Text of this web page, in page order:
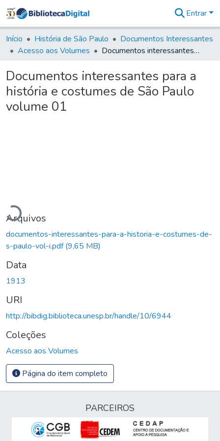
&
Coleções
Tudo na
Digital
Estatísticas
Entrar
Início História de São Paulo
Documentos Interessantes
Acesso aos Volumes
Documentos interessantes para a história e costumes de São Paulo volume 01
Documentos interessantes para a
história e costumes de São Paulo
volume 01
Arquivos
documentos-interessantes-para-a-historia-e-costumes-de-
s-paulo-vol-i.pdf(9,65 MB)
Data
1913
URI
http://bibdig.biblioteca.unesp.br/handle/10/6944
Coleções
Acesso aos Volumes
Página do item completo
PARCEIROS